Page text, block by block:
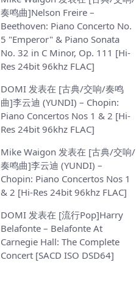
奏鸣曲]Nelson Freire –
Beethoven: Piano Concerto No.
5 "Emperor" & Piano Sonata
No. 32 in C Minor, Op. 111 [Hi-
Res 24bit 96khz FLAC]
DOMI 发表在 [古典/交响/奏鸣
曲]李云迪 (YUNDI) – Chopin:
Piano Concertos Nos 1 & 2 [Hi-
Res 24bit 96khz FLAC]
Mike Waigon 发表在 [古典/交响/
奏鸣曲]李云迪 (YUNDI) –
Chopin: Piano Concertos Nos 1
& 2 [Hi-Res 24bit 96khz FLAC]
DOMI 发表在 [流行Pop]Harry
Belafonte – Belafonte At
Carnegie Hall: The Complete
Concert [SACD ISO DSD64]